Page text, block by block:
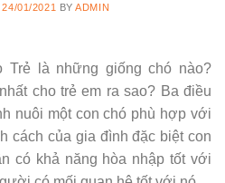
24/01/2021 BYADMIN
Trẻ là những giống chó nào?
cho trẻ em ra sao? Ba điều
nuôi một con chó phù hợp với
cách của gia đình đặc biệt con
có khả năng hòa nhập tốt với